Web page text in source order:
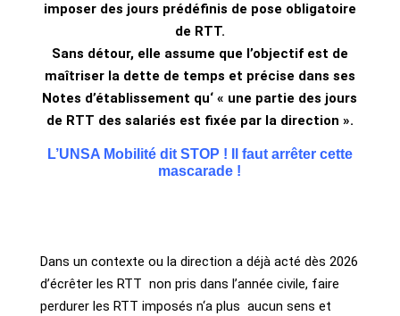
imposer des jours prédéfinis de pose obligatoire
de RTT.
Sans détour, elle assume que l’objectif est de
maîtriser la dette de temps et précise dans ses
Notes d’établissement qu‘ « une partie des jours
de RTT des salariés est fixée par la direction ».
L’UNSA Mobilité dit STOP ! Il faut arrêter cette
mascarade !
Dans un contexte ou la direction a déjà acté dès 2026
d’écrêter les RTT non pris dans l’année civile, faire
perdurer les RTT imposés n‘a plus aucun sens et